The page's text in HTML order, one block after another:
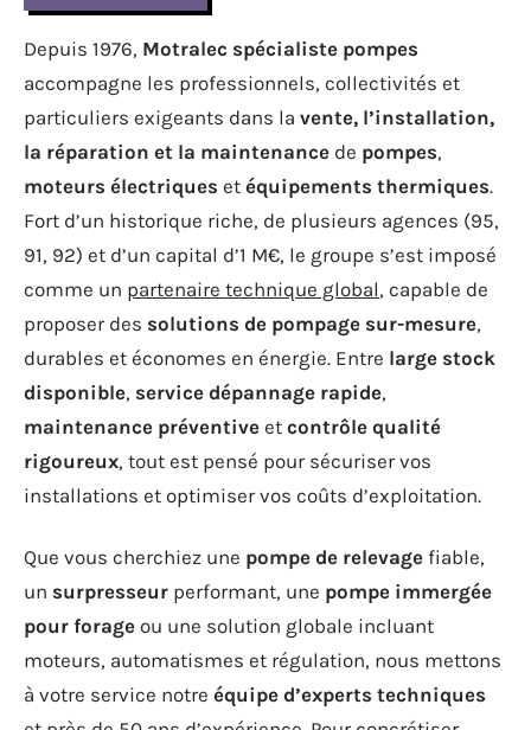
Depuis 1976, Motralec spécialiste pompes
accompagne les professionnels, collectivités et
particuliers exigeants dans la vente, l’installation,
la réparation et la maintenance de pompes,
moteurs électriques et équipements thermiques.
Fort d’un historique riche, de plusieurs agences (95,
91, 92) et d’un capital d’1 M€, le groupe s’est imposé
comme un partenaire technique global, capable de
proposer des solutions de pompage sur-mesure,
durables et économes en énergie. Entre large stock
disponible, service dépannage rapide,
maintenance préventive et contrôle qualité
rigoureux, tout est pensé pour sécuriser vos
installations et optimiser vos coûts d’exploitation.
Que vous cherchiez une pompe de relevage fiable,
un surpresseur performant, une pompe immergée
pour forage ou une solution globale incluant
moteurs, automatismes et régulation, nous mettons
à votre service notre équipe d’experts techniques